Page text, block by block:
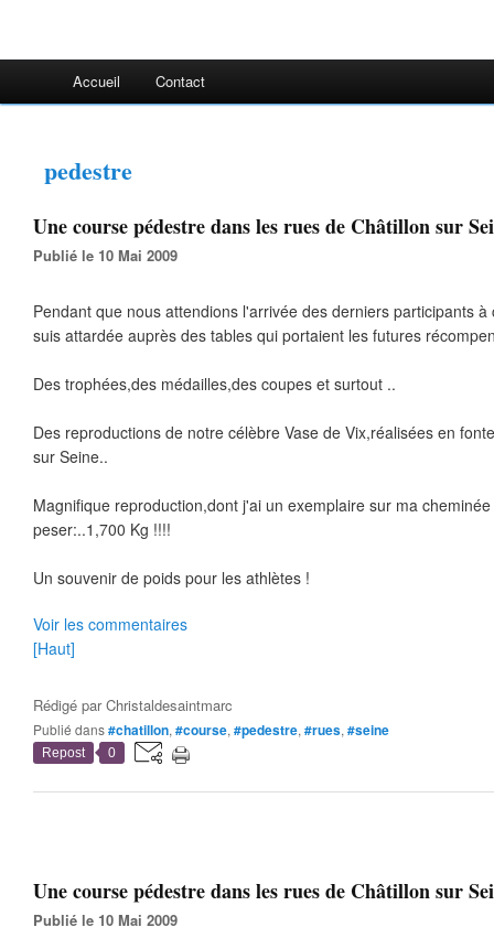
Accueil Contact
pedestre
Une course pédestre dans les rues de Châtillon sur
Publié le 10 Mai 2009
Pendant que nous attendions l'arrivée des derniers participants
suis attardée auprès des tables qui portaient les futures
Des trophées,des médailles,des coupes et surtout ..
Des reproductions de notre célèbre Vase de Vix,réalisées en
sur Seine..
Magnifique reproduction,dont j'ai un exemplaire sur ma
peser:..1,700 Kg !!!!
Un souvenir de poids pour les athlètes !
Voir les commentaires
[Haut]
Rédigé parChristaldesaintmarc
Publié dans#chatillon, #course, #pedestre, #rues, #seine
Repost 0
Une course pédestre dans les rues de Châtillon sur
Publié le 10 Mai 2009